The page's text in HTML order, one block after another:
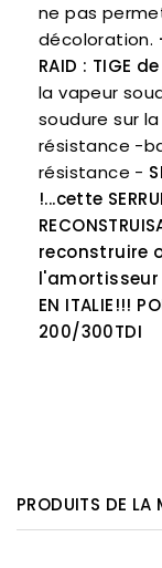
ne pas
décoloration.
RAID : TIGE
la vapeur
soudure sur
résistance -
résistance -
!...cette
reconstruire
EN ITALIE!!!
200/300TDI
PRODUITS DE LA